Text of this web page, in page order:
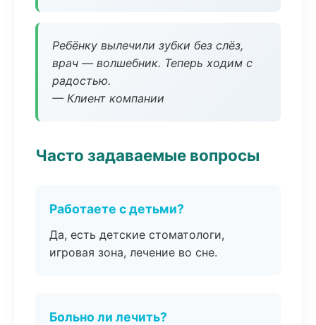
Ребёнку вылечили зубки без слёз,
врач — волшебник. Теперь ходим с
радостью.
— Клиент компании
Часто задаваемые вопросы
Работаете с детьми?
Да, есть детские стоматологи,
игровая зона, лечение во сне.
Больно ли лечить?